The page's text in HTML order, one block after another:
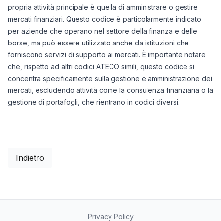
propria attività principale è quella di amministrare o gestire
mercati finanziari. Questo codice è particolarmente indicato
per aziende che operano nel settore della finanza e delle
borse, ma può essere utilizzato anche da istituzioni che
forniscono servizi di supporto ai mercati. È importante notare
che, rispetto ad altri codici ATECO simili, questo codice si
concentra specificamente sulla gestione e amministrazione dei
mercati, escludendo attività come la consulenza finanziaria o la
gestione di portafogli, che rientrano in codici diversi.
Indietro
Privacy Policy